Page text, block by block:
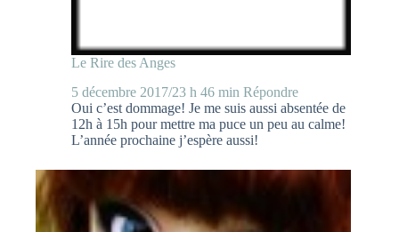
Le Rire des Anges
5 décembre 2017/23 h 46 min Répondre
Oui c’est dommage! Je me suis aussi absentée de
12h à 15h pour mettre ma puce un peu au calme!
L’année prochaine j’espère aussi!